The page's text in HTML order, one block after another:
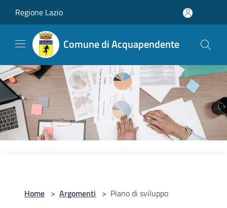
Regione Lazio
Comune di Acquapendente
Home > Argomenti > Piano di sviluppo